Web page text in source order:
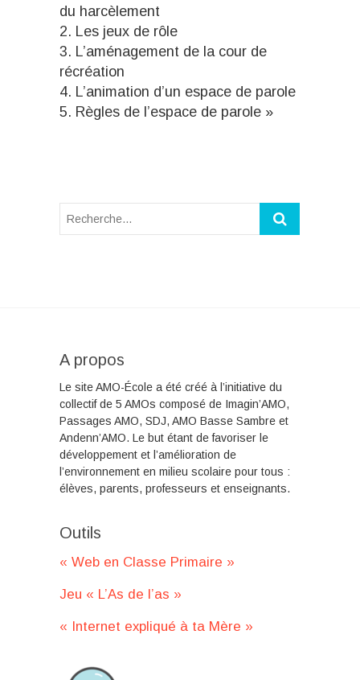
du harcèlement
2. Les jeux de rôle
3. L’aménagement de la cour de
récréation
4. L’animation d’un espace de parole
5. Règles de l’espace de parole »
A propos
Le site AMO-École a été créé à l’initiative du
collectif de 5 AMOs composé de Imagin’AMO,
Passages AMO, SDJ, AMO Basse Sambre et
Andenn’AMO. Le but étant de favoriser le
développement et l’amélioration de
l’environnement en milieu scolaire pour tous :
élèves, parents, professeurs et enseignants.
Outils
« Web en Classe Primaire »
Jeu « L’As de l’as »
« Internet expliqué à ta Mère »